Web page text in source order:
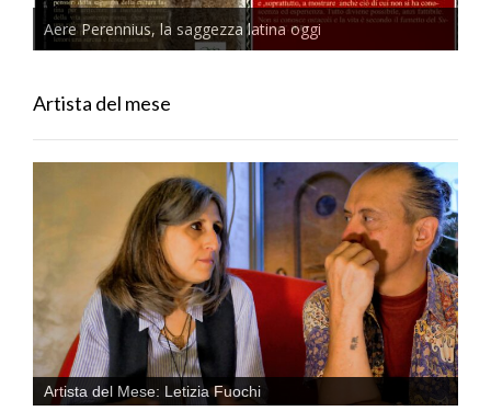
Aere Perennius, la saggezza latina oggi
Artista del mese
Artista del Mese: Letizia Fuochi